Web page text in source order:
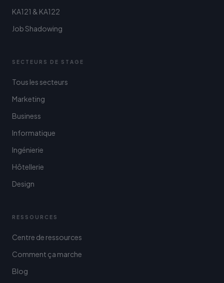
KA121 & KA122
Job Shadowing
SECTEURS DE STAGE
Tous les secteurs
Marketing
Business
Informatique
Ingénierie
Hôtellerie
Design
RESSOURCES
Centre de ressources
Comment ça marche
Blog